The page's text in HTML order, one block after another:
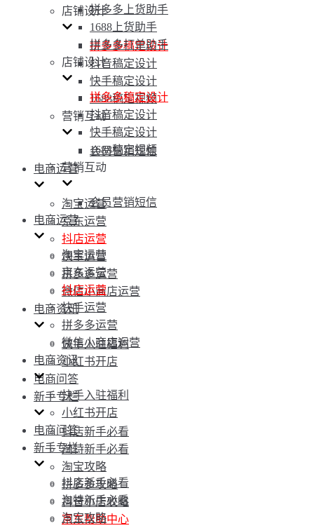
店铺设计
拼多多稿定设计
抖音稿定设计
快手稿定设计
1688稿定视频
营销互动
会员营销短信
电商运营
淘宝运营
京东运营
抖店运营
快手运营
拼多多运营
微信小商店运营
电商资讯
快手入驻福利
小红书开店
电商问答
新手专栏
抖店新手必看
淘特新手必看
淘宝攻略
拼多多攻略
抖音小店攻略
京东帮助中心
拼多多上货助手
1688上货助手
拼多多打单助手
店铺设计
拼多多稿定设计
抖音稿定设计
快手稿定设计
1688稿定视频
营销互动
会员营销短信
电商运营
淘宝运营
京东运营
抖店运营
快手运营
拼多多运营
微信小商店运营
电商资讯
快手入驻福利
小红书开店
电商问答
新手专栏
抖店新手必看
淘特新手必看
淘宝攻略